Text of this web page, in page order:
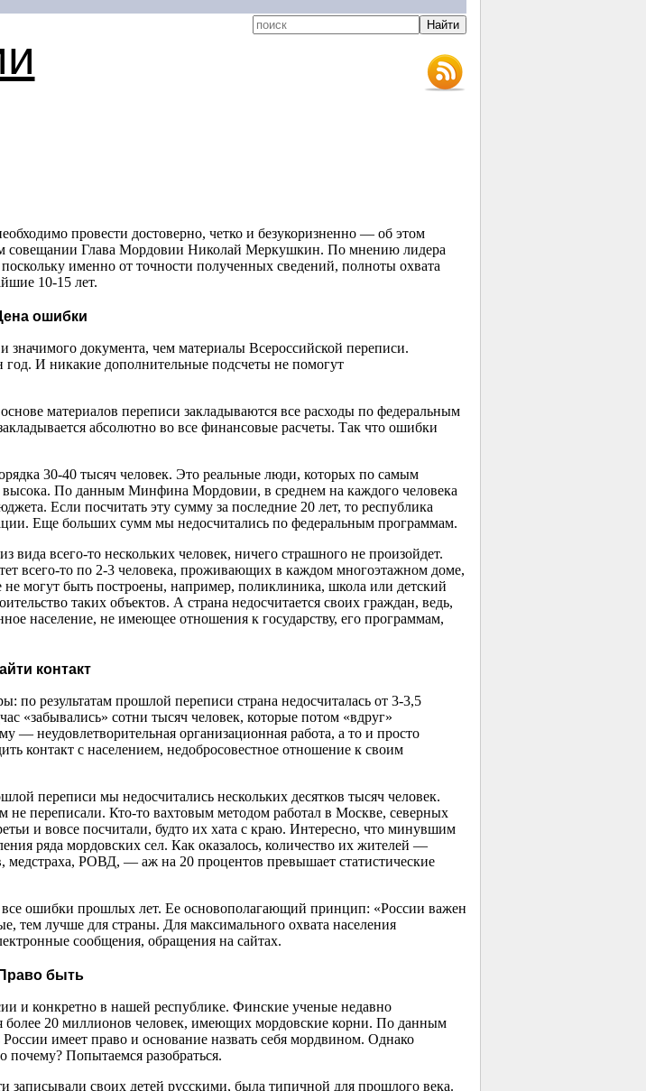
провести достоверно, четко и безукоризненно — об этом
совещании Глава Мордовии Николай Меркушкин. По мнению лидера
именно от точности полученных сведений, полноты охвата
10-15 лет.
ошибки
значимого документа, чем материалы Всероссийской переписи.
И никакие дополнительные подсчеты не помогут
материалов переписи закладываются все расходы по федеральным
абсолютно во все финансовые расчеты. Так что ошибки
30-40тысяч человек. Это реальные люди, которых по самым
По данным Минфина Мордовии, в среднем на каждого человека
Если посчитать эту сумму за последние 20 лет, то республика
Еще больших сумм мы недосчитались по федеральным программам.
вида всего-то нескольких человек, ничего страшного не произойдет.
всего-то по 2-3 человека, проживающих в каждом многоэтажном доме,
могут быть построены, например, поликлиника, школа или детский
таких объектов. А страна недосчитается своих граждан, ведь,
население, не имеющее отношения к государству, его программам,
контакт
результатам прошлой переписи страна недосчиталась от 3-3,5
«забывались» сотни тысяч человек, которые потом «вдруг»
— неудовлетворительная организационная работа, а то и просто
контакт с населением, недобросовестное отношение к своим
переписи мы недосчитались нескольких десятков тысяч человек.
переписали. Кто-то вахтовым методом работал в Москве, северных
и вовсе посчитали, будто их хата с краю. Интересно, что минувшим
ряда мордовских сел. Как оказалось, количество их жителей —
РОВД, — аж на 20 процентов превышает статистические
ошибки прошлых лет. Ее основополагающий принцип: «России важен
тем лучше для страны. Для максимального охвата населения
сообщения, обращения на сайтах.
быть
и конкретно в нашей республике. Финские ученые недавно
20 миллионов человек, имеющих мордовские корни. По данным
имеет право и основание назвать себя мордвином. Однако
почему? Попытаемся разобраться.
записывали своих детей русскими, была типичной для прошлого века.